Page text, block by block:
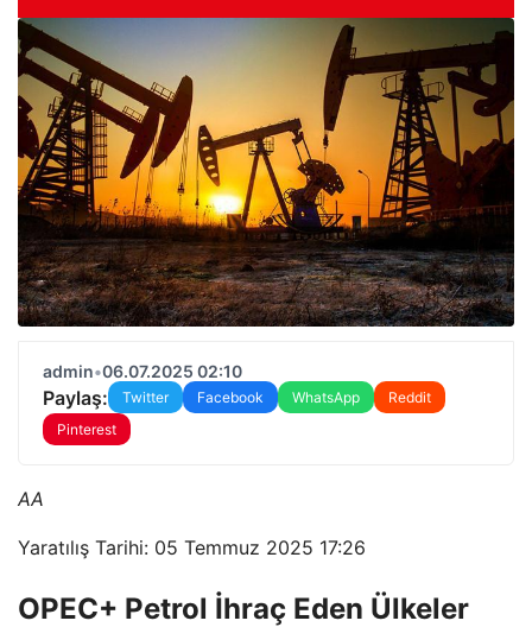
admin•06.07.2025 02:10
Paylaş: Twitter Facebook WhatsApp
Reddit
Pinterest
AA
Yaratılış Tarihi: 05 Temmuz 2025 17:26
OPEC+ Petrol İhraç Eden Ülkeler